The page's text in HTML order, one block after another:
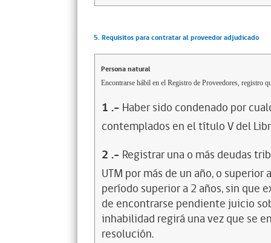
5. Requisitos para contratar al proveedor adjudicado
Persona natural
Encontrarse hábil en el Registro de Proveedores, registro
1 .- Haber sido condenado por
contemplados en el título V del
2 .- Registrar una o más deudas
UTM por más de un año, o
período superior a 2 años, sin que
de encontrarse pendiente juicio
inhabilidad regirá una vez que se
resolución.